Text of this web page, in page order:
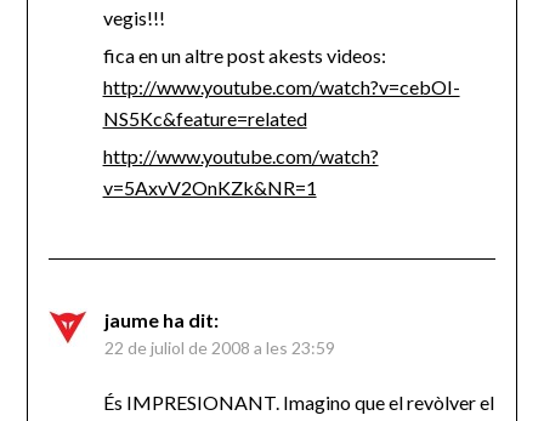
vegis!!!
fica en un altre post akests videos:
http://www.youtube.com/watch?v=cebOI-
NS5Kc&feature=related
http://www.youtube.com/watch?
v=5AxvV2OnKZk&NR=1
jaume ha dit:
22 de juliol de 2008 a les 23:59
És IMPRESIONANT. Imagino que el revòlver el